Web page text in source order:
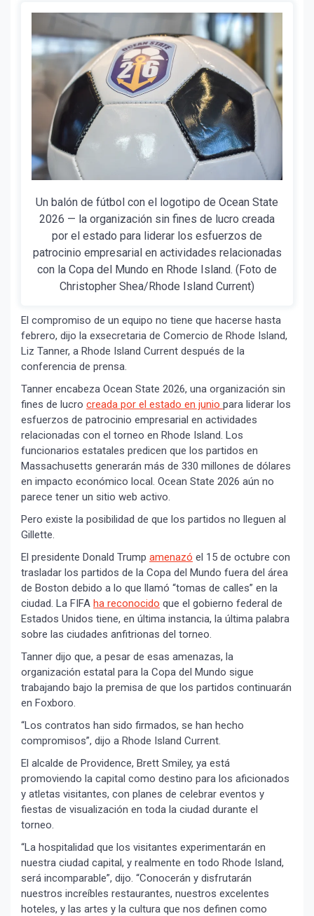
¡Suscríbete y Vive la
Experiencia!
Suscribír
Un balón de fútbol con el logotipo de Ocean State
2026 — la organización sin fines de lucro creada
por el estado para liderar los esfuerzos de
patrocinio empresarial en actividades relacionadas
con la Copa del Mundo en Rhode Island. (Foto de
Christopher Shea/Rhode Island Current)
El compromiso de un equipo no tiene que hacerse hasta
febrero, dijo la exsecretaria de Comercio de Rhode Island,
Liz Tanner, a Rhode Island Current después de la
conferencia de prensa.
Tanner encabeza Ocean State 2026, una organización sin
fines de lucro creada por el estado en junio para liderar los
esfuerzos de patrocinio empresarial en actividades
relacionadas con el torneo en Rhode Island. Los
funcionarios estatales predicen que los partidos en
Massachusetts generarán más de 330 millones de dólares
en impacto económico local. Ocean State 2026 aún no
parece tener un sitio web activo.
Pero existe la posibilidad de que los partidos no lleguen al
Gillette.
El presidente Donald Trump amenazó el 15 de octubre con
trasladar los partidos de la Copa del Mundo fuera del área
de Boston debido a lo que llamó “tomas de calles” en la
ciudad. La FIFA ha reconocido que el gobierno federal de
Estados Unidos tiene, en última instancia, la última palabra
sobre las ciudades anfitrionas del torneo.
Tanner dijo que, a pesar de esas amenazas, la
organización estatal para la Copa del Mundo sigue
trabajando bajo la premisa de que los partidos continuarán
en Foxboro.
“Los contratos han sido firmados, se han hecho
compromisos”, dijo a Rhode Island Current.
El alcalde de Providence, Brett Smiley, ya está
promoviendo la capital como destino para los aficionados
y atletas visitantes, con planes de celebrar eventos y
fiestas de visualización en toda la ciudad durante el
torneo.
“La hospitalidad que los visitantes experimentarán en
nuestra ciudad capital, y realmente en todo Rhode Island,
será incomparable”, dijo. “Conocerán y disfrutarán
nuestros increíbles restaurantes, nuestros excelentes
hoteles, y las artes y la cultura que nos definen como